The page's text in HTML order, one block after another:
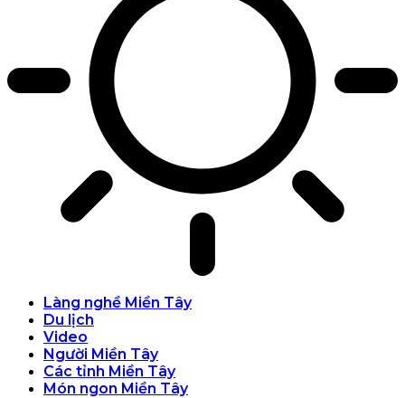
Làng nghề Miền Tây
Du lịch
Video
Người Miền Tây
Các tỉnh Miền Tây
Món ngon Miền Tây